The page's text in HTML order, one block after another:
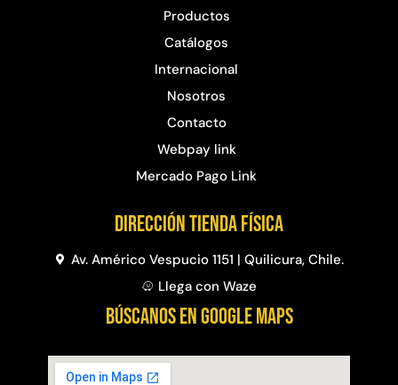
Productos
Catálogos
Internacional
Nosotros
Contacto
Webpay link
Mercado Pago Link
Dirección Tienda física
Av. Américo Vespucio 1151 | Quilicura, Chile.
Llega con Waze
BÚSCANOS EN GOOGLE MAPS